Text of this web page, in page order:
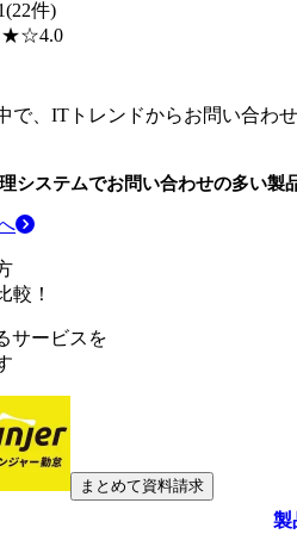
(22件)
☆4.0
で、ITトレンドからお問い合わ
システムでお問い合わせの多い製
較！
サービスを
まとめて資料請求
製